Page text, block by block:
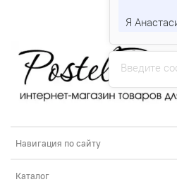
Навигация по сайту
Каталог
Введите
Я